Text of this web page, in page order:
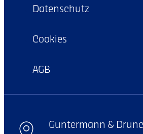
Datenschutz
Cookies
AGB
Guntermann &